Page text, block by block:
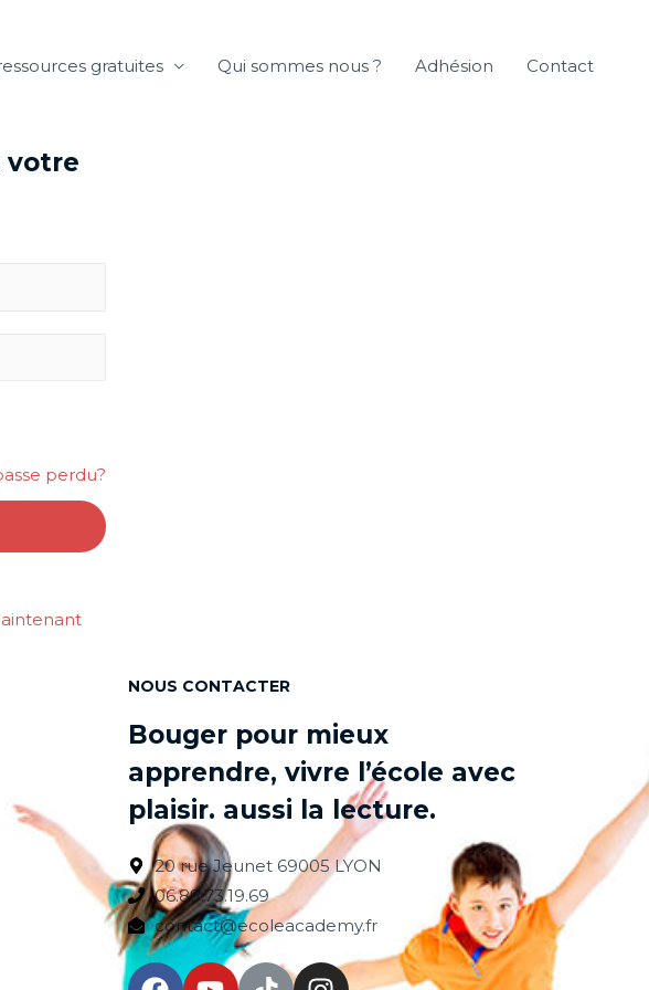
gratuites Qui sommes nous ? Adhésion Contact
votre
perdu?
NOUS CONTACTER
Bouger pour mieux
apprendre, vivre l’école avec
plaisir. aussi la lecture.
20 rue Jeunet 69005 LYON
06.88.73.19.69
contact@ecoleacademy.fr